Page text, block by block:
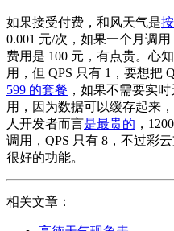
如果接受付费，和风天气是
0.001 元/次，如果一个月调用
费用是 100 元，有点贵。心
用，但 QPS 只有 1，要想把
599 的套餐 ，如果不需要实
用，因为数据可以缓存起来
人开发者而言是最贵的 ，
调用，QPS 只有 8，不过彩
很好的功能。
相关文章：